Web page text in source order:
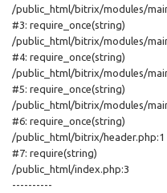
/public_html/bitrix/modules/
#3: require_once(string)
/public_html/bitrix/modules/
#4: require_once(string)
/public_html/bitrix/modules/
#5: require_once(string)
/public_html/bitrix/modules/
#6: require_once(string)
/public_html/bitrix/header.php:1
#7: require(string)
/public_html/index.php:3
----------